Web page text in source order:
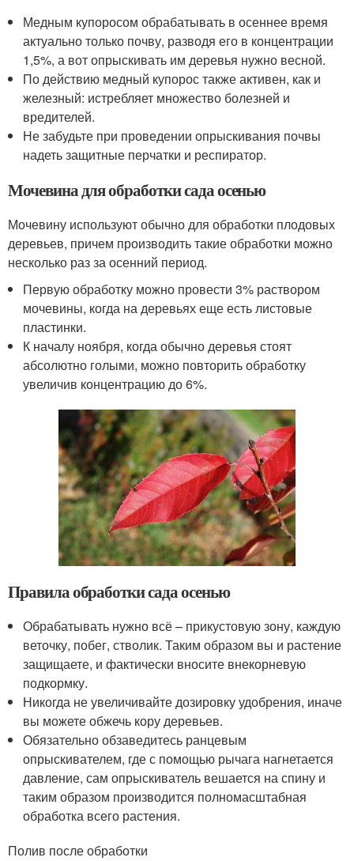
Медным купоросом обрабатывать в осеннее время
актуально только почву, разводя его в концентрации
1,5%, а вот опрыскивать им деревья нужно весной.
По действию медный купорос также активен, как и
железный: истребляет множество болезней и
вредителей.
Не забудьте при проведении опрыскивания почвы
надеть защитные перчатки и респиратор.
Мочевина для обработки сада осенью
Мочевину используют обычно для обработки плодовых
деревьев, причем производить такие обработки можно
несколько раз за осенний период.
Первую обработку можно провести 3% раствором
мочевины, когда на деревьях еще есть листовые
пластинки.
К началу ноября, когда обычно деревья стоят
абсолютно голыми, можно повторить обработку
увеличив концентрацию до 6%.
Правила обработки сада осенью
Обрабатывать нужно всё – прикустовую зону, каждую
веточку, побег, стволик. Таким образом вы и растение
защищаете, и фактически вносите внекорневую
подкормку.
Никогда не увеличивайте дозировку удобрения, иначе
вы можете обжечь кору деревьев.
Обязательно обзаведитесь ранцевым
опрыскивателем, где с помощью рычага нагнетается
давление, сам опрыскиватель вешается на спину и
таким образом производится полномасштабная
обработка всего растения.
Полив после обработки